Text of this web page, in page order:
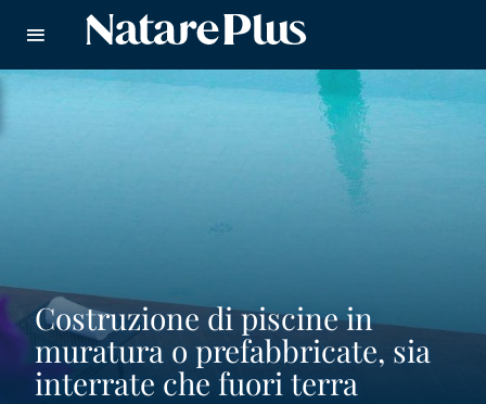
Costruzione di piscine in
muratura o prefabbricate, sia
interrate che fuori terra